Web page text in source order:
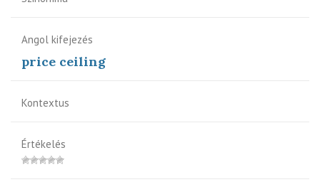
Angol kifejezés
price ceiling
Kontextus
Értékelés